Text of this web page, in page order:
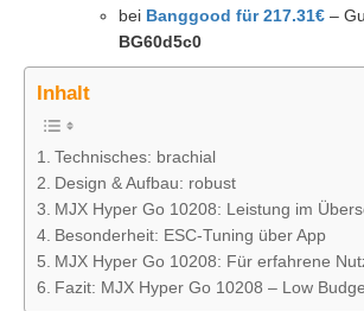
bei Banggood für 217.31€ –
BG60d5c0
Inhalt
Technisches: brachial
Design & Aufbau: robust
MJX Hyper Go 10208: Leistung im
Besonderheit: ESC-Tuning über App
MJX Hyper Go 10208: Für erfahrene
Fazit: MJX Hyper Go 10208 – Low